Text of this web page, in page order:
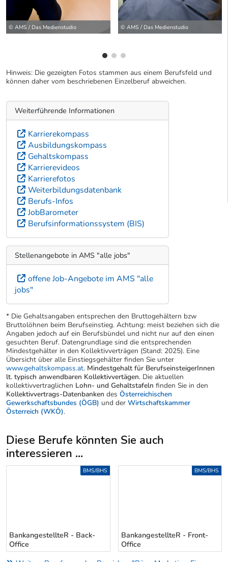
© AMS / Das Medienstudio © AMS / Das Medienstudio
Hinweis: Die gezeigten Fotos stammen aus einem Berufsfeld und
können daher vom beschriebenen Einzelberuf abweichen.
Weiterführende Informationen
Karrierekompass
Ausbildungskompass
Gehaltskompass
Karrierevideos
Karrierefotos
Weiterbildungsdatenbank
Berufs-Infos
JobBarometer
Berufsinformationssystem (BIS)
Stellenangebote in AMS "alle jobs"
offene Job-Angebote im AMS "alle
jobs"
* Die Gehaltsangaben entsprechen den Bruttogehältern bzw
Bruttolöhnen beim Berufseinstieg. Achtung: meist beziehen sich die
Angaben jedoch auf ein Berufsbündel und nicht nur auf den einen
gesuchten Beruf. Datengrundlage sind die entsprechenden
Mindestgehälter in den Kollektivverträgen (Stand: 2025). Eine
Übersicht über alle Einstiegsgehälter finden Sie unter
www.gehaltskompass.at. Mindestgehalt für BerufseinsteigerInnen
lt. typisch anwendbaren Kollektivvertägen. Die aktuellen
kollektivvertraglichen Lohn- und Gehaltstafeln finden Sie in den
Kollektivvertrags-Datenbanken des Österreichischen
Gewerkschaftsbundes (ÖGB) und der Wirtschaftskammer
Österreich (WKÖ).
Diese Berufe könnten Sie auch
interessieren ...
Uber weitere Berufsvorschläge
BankangestellteR - Back-
Office
BMS/BHS
BankangestellteR - Front-
Office
BMS/BHS